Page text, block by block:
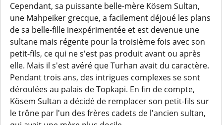
Cependant, sa puissante belle-mère Kösem Sultan,
une Mahpeiker grecque, a facilement déjoué les plans
de sa belle-fille inexpérimentée et est devenue une
sultane mais régente pour la troisième fois avec son
petit-fils, ce qui ne s'est pas produit avant ou après
elle. Mais il s'est avéré que Turhan avait du caractère.
Pendant trois ans, des intrigues complexes se sont
déroulées au palais de Topkapi. En fin de compte,
Kösem Sultan a décidé de remplacer son petit-fils sur
le trône par l'un des frères cadets de l'ancien sultan,